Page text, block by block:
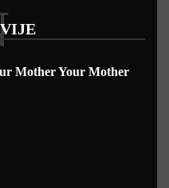
Mother Your Mother